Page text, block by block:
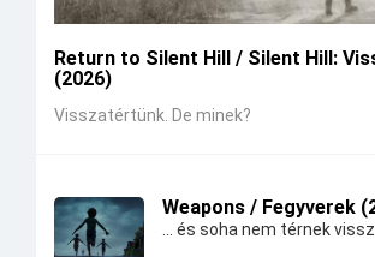
Return to Silent Hill / Silent Hill:
(2026)
Visszatértünk. De minek?
Weapons / Fegyverek
... és soha nem térnek